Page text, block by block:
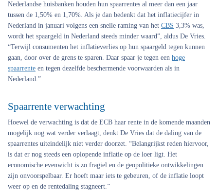
Nederlandse huisbanken houden hun spaarrentes al meer dan een jaar
tussen de 1,50% en 1,70%. Als je dan bedenkt dat het inflatiecijfer in
Nederland in januari volgens een snelle raming van het CBS 3,3% was,
wordt het spaargeld in Nederland steeds minder waard”, aldus De Vries.
“Terwijl consumenten het inflatieverlies op hun spaargeld tegen kunnen
gaan, door over de grens te sparen. Daar spaar je tegen een hoge
spaarrente en tegen dezelfde beschermende voorwaarden als in
Nederland.”
Spaarrente verwachting
Hoewel de verwachting is dat de ECB haar rente in de komende maanden
mogelijk nog wat verder verlaagt, denkt De Vries dat de daling van de
spaarrentes uiteindelijk niet verder doorzet. “Belangrijkst reden hiervoor,
is dat er nog steeds een oplopende inflatie op de loer ligt. Het
economische evenwicht is zo fragiel en de geopolitieke ontwikkelingen
zijn onvoorspelbaar. Er hoeft maar iets te gebeuren, of de inflatie loopt
weer op en de rentedaling stagneert.”